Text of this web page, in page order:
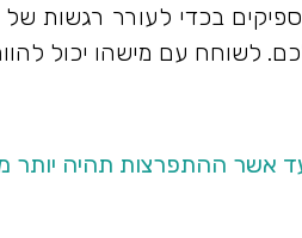
בכדי לעורר רגשות
לשוחח עם מישהו יכול
אשר ההתפרצות תהיה יותר